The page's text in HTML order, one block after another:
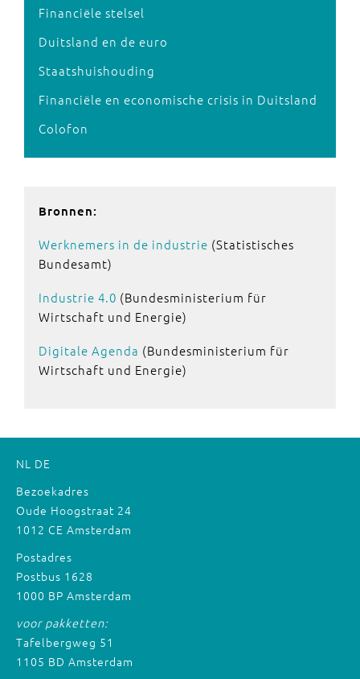
Financiële stelsel
Duitsland en de euro
Staatshuishouding
Financiële en economische crisis in Duitsland
Colofon
Bronnen:
Werknemers in de industrie (Statistisches
Bundesamt)
Industrie 4.0 (Bundesministerium für
Wirtschaft und Energie)
Digitale Agenda (Bundesministerium für
Wirtschaft und Energie)
NL DE
Bezoekadres
Oude Hoogstraat 24
1012 CE Amsterdam
Postadres
Postbus 1628
1000 BP Amsterdam
voor pakketten:
Tafelbergweg 51
1105 BD Amsterdam